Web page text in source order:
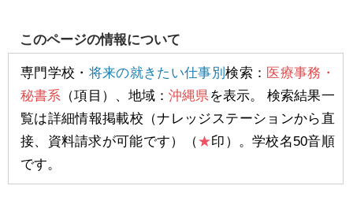
このページの情報について
専門学校・ 将来の就きたい仕事別検索： 医療事務・
秘書系 （項目）、地域：沖縄県を表示。 検索結果一
覧は詳細情報掲載校（ナレッジステーションから直
接、資料請求が可能です）（★印）。学校名50音順
です。